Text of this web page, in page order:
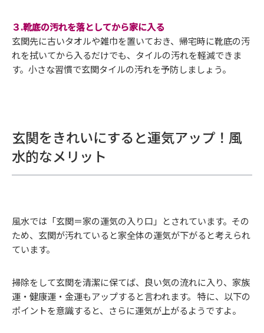
３.靴底の汚れを落としてから家に入る
玄関先に古いタオルや雑巾を置いておき、帰宅時に靴底の汚
れを拭いてから入るだけでも、タイルの汚れを軽減できま
す。小さな習慣で玄関タイルの汚れを予防しましょう。
玄関をきれいにすると運気アップ！風
水的なメリット
風水では「玄関＝家の運気の入り口」とされています。その
ため、玄関が汚れていると家全体の運気が下がると考えられ
ています。
掃除をして玄関を清潔に保てば、良い気の流れに入り、家族
運・健康運・金運もアップすると言われます。 特に、以下の
ポイントを意識すると、さらに運気が上がるようですよ。